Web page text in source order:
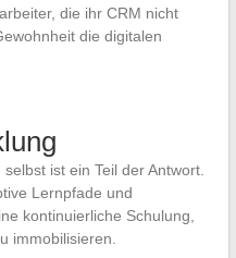
die ihr CRM nicht
die digitalen
ist ein Teil der Antwort.
Lernpfade und
kontinuierliche Schulung,
immobilisieren.